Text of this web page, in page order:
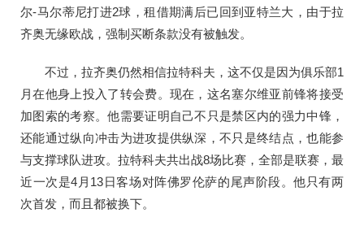
尔-马尔蒂尼打进2球，租借期满后已回到亚特兰大，由于拉
齐奥无缘欧战，强制买断条款没有被触发。
不过，拉齐奥仍然相信拉特科夫，这不仅是因为俱乐部1
月在他身上投入了转会费。现在，这名塞尔维亚前锋将接受
加图索的考察。他需要证明自己不只是禁区内的强力中锋，
还能通过纵向冲击为进攻提供纵深，不只是终结点，也能参
与支撑球队进攻。拉特科夫共出战8场比赛，全部是联赛，最
近一次是4月13日客场对阵佛罗伦萨的尾声阶段。他只有两
次首发，而且都被换下。